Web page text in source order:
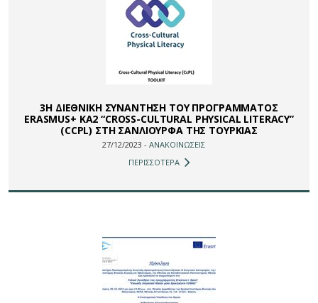
3Η ΔΙΕΘΝΙΚΗ ΣΥΝΑΝΤΗΣΗ ΤΟΥ ΠΡΟΓΡΑΜΜΑΤΟΣ
ERASMUS+ ΚΑ2 “CROSS-CULTURAL PHYSICAL LITERACY”
(CCPL) ΣΤΗ ΣΑΝΛΙΟΥΡΦΑ ΤΗΣ ΤΟΥΡΚΙΑΣ
27/12/2023 - ΑΝΑΚΟΙΝΩΣΕΙΣ
ΠΕΡΙΣΣΟΤΕΡΑ